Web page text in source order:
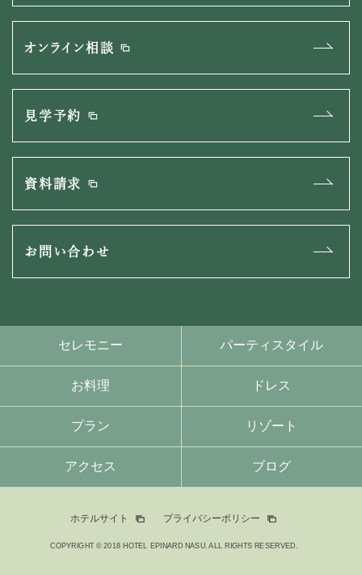
オンライン相談
見学予約
資料請求
お問い合わせ
セレモニー パーティスタイル
お料理 ドレス
プラン リゾート
アクセス ブログ
ホテルサイト プライバシーポリシー
COPYRIGHT © 2018 HOTEL EPINARD NASU. ALL RIGHTS RESERVED.